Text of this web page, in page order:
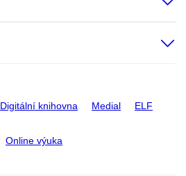
Digitální knihovna Medial ELF
Online výuka